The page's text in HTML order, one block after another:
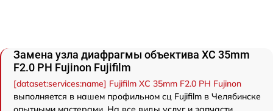
Замена узла диафрагмы объектива XC 35mm
F2.0 PH Fujinon Fujifilm
[dataset:services:name] Fujifilm XC 35mm F2.0 PH Fujinon
выполняется в нашем профильном сц Fujifilm в Челябинске